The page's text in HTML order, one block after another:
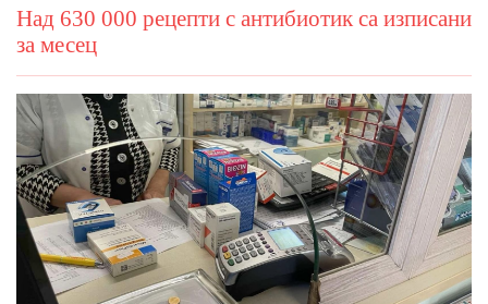
Над 630 000 рецепти с антибиотик са изписани
за месец